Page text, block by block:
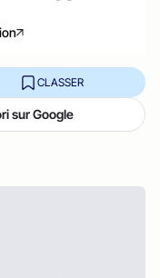
CLASSER
sur Google